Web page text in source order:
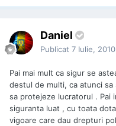
Daniel
Publicat 7 Iulie, 2010
Pai mai mult ca sigur se
destul de multi, ca atunci
sa protejeze lucratorul . Pai
siguranta luat , cu toata
vigoare care dau drepturi